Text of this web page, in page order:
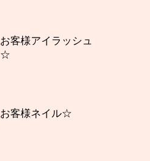
お客様アイラッシュ
☆
お客様ネイル☆